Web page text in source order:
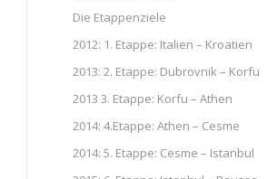
Die Etappenziele
2012: 1. Etappe: Italien – Kroatien
2013: 2. Etappe: Dubrovnik – Korfu
2013 3. Etappe: Korfu – Athen
2014: 4.Etappe: Athen – Cesme
2014: 5. Etappe: Cesme – Istanbul